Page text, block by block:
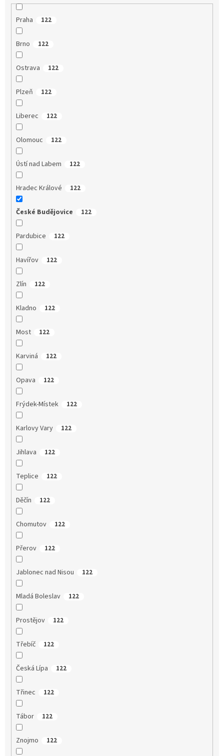
Praha 122
Brno 122
Ostrava 122
Plzeň 122
Liberec 122
Olomouc 122
Ústí nad Labem 122
Hradec Králové 122
České Budějovice 122
Pardubice 122
Havířov 122
Zlín 122
Kladno 122
Most 122
Karviná 122
Opava 122
Frýdek-Místek 122
Karlovy Vary 122
Jihlava 122
Teplice 122
Děčín 122
Chomutov 122
Přerov 122
Jablonec nad Nisou 122
Mladá Boleslav 122
Prostějov 122
Třebíč 122
Česká Lípa 122
Třinec 122
Tábor 122
Znojmo 122